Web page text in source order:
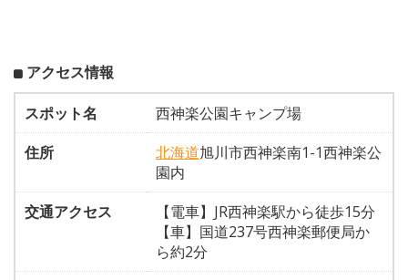
アクセス情報
スポット名
西神楽公園キャンプ場
住所
北海道旭川市西神楽南1-1西神楽公
園内
交通アクセス
【電車】JR西神楽駅から徒歩15分
【車】国道237号西神楽郵便局か
ら約2分